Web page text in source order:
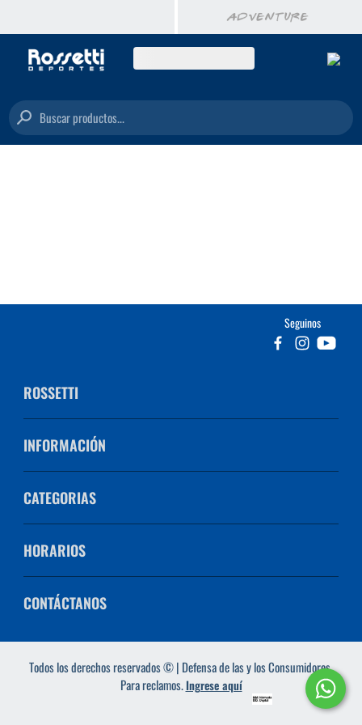
Buscar productos...
Seguinos
ROSSETTI
INFORMACIÓN
CATEGORIAS
HORARIOS
CONTÁCTANOS
Todos los derechos reservados © | Defensa de las y los Consumidores.
Para reclamos.Ingrese aquí